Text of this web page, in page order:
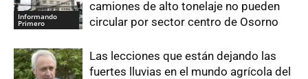
Informando
Primero
camiones de alto tonelaje no pueden
circular por sector centro de Osorno
Las lecciones que están dejando las
fuertes lluvias en el mundo agrícola del